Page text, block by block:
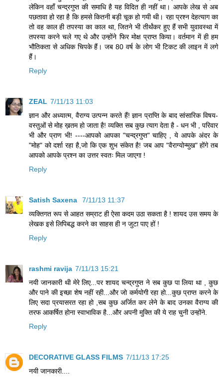
लेकिन वहाँ चन्‍द्रगुप्‍त की समाधि है यह विदित ही नहीं था। आपके लेख से अब
पछतावा हो रहा है कि हमसे कितनी बड़ी चूक हो गयी थी। रहा प्रश्‍न देहत्‍याग का
तो वह काल ही तपस्‍या का काल था, जितने भी तीर्थंकर हुए हैं सभी युवावस्‍था में
तपस्‍या करने चले गए थे और उन्‍होंने फिर मोक्ष प्राप्‍त किया। वर्तमान में ही हम
भौतिकता से अधिक चिपके हैं। जब 80 वर्ष के लोग भी टिकट की लाइन में लगे
हैं।
Reply
ZEAL 7/11/13 11:03
ज्ञान और अध्यात्म, वैराग्य उत्पन्न करते हैं! ज्ञान प्राप्ति के बाद सांसारिक विषय-
वस्तुओं से मोह ख़तम हो जाता है! व्यक्ति सब कुछ त्याग देता है - धन भी , परिवार
भी और प्राण भी! ----आपको आपका "चन्द्रगुप्त" चाहिए , ये आपके अंदर के
"मोह" को दर्शा रहा है,जो कि एक शुभ संकेत है! जब आप "वैराग्योन्मुख" होंगे तब
आपको आपके प्रश्न का उत्तर स्वतः मिल जाएगा !
Reply
Satish Saxena
7/11/13 11:37
व्यक्तिगत रूप से आहत सम्राट ही ऐसा कदम उठा सकता है ! शायद उस समय के
लेखक इसे लिपिबद्ध करने का साहस ही न जुटा पाए हों !
Reply
rashmi ravija 7/11/13 15:21
नयी जानकारी थी मेरे लिए...पर शायद चन्द्रगुप्त ने सब कुछ पा लिया था , कुछ
और पाने की इच्छा शेष नहीं रही...और जो कर्मयोगी रहा हो...कुछ प्राप्त करने के
लिए सदा प्रयासरत रहा हो ,सब कुछ अर्जित कर लेने के बाद उनका वैराग्य की
तरफ आकर्षित होना स्वाभाविक है...और अपनी मुक्ति की ये राह चुनी उन्होंने.
Reply
DECORATIVE GLASS FILMS 7/11/13 17:25
नयी जानकारी....